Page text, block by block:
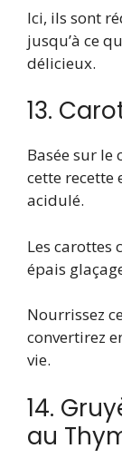
Ici, ils sont
jusqu’à ce
délicieux.
13.
Basée sur le
cette recette
acidulé.
Les carottes
épais
Nourrissez
convertirez
vie.
14.
au